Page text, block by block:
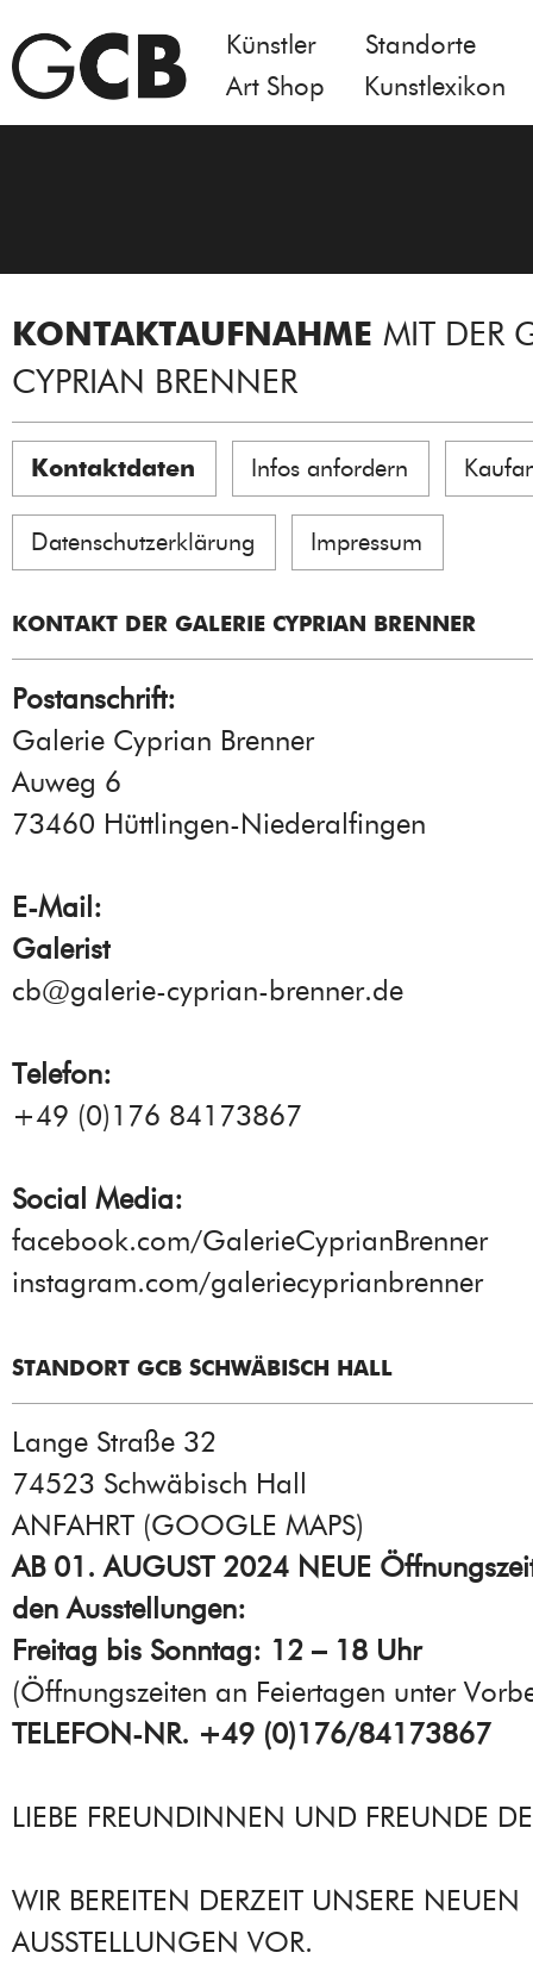
Künstler
Standorte
Art Shop
Kunstlexikon
KONTAKTAUFNAHME MIT DER
CYPRIAN BRENNER
Kontaktdaten Infos anfordern
Datenschutzerklärung Impressum
KONTAKT DER GALERIE CYPRIAN BRENNER
Postanschrift:
Galerie Cyprian Brenner
Auweg 6
73460 Hüttlingen-Niederalfingen
E-Mail:
Galerist
cb@galerie-cyprian-brenner.de
Telefon:
+49 (0)176 84173867
Social Media:
facebook.com/GalerieCyprianBrenner
instagram.com/galeriecyprianbrenner
STANDORT GCB SCHWÄBISCH HALL
Lange Straße 32
74523 Schwäbisch Hall
ANFAHRT (GOOGLE MAPS)
AB 01. AUGUST 2024 NEUE
den Ausstellungen:
Freitag bis Sonntag: 12 – 18 Uhr
(Öffnungszeiten an Feiertagen unter
TELEFON-NR. +49 (0)176/84173867
LIEBE FREUNDINNEN UND FREUNDE
WIR BEREITEN DERZEIT UNSERE NEUEN
AUSSTELLUNGEN VOR.